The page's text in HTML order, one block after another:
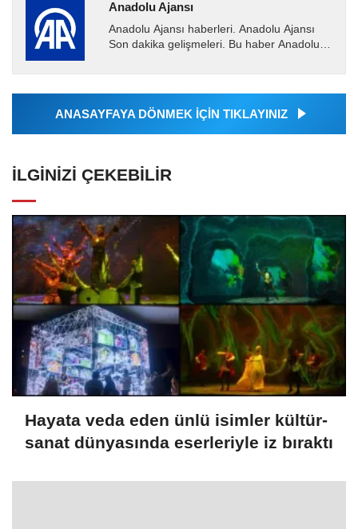
Anadolu Ajansı
Anadolu Ajansı haberleri. Anadolu Ajansı
Son dakika gelişmeleri. Bu haber Anadolu
Ajansı tarafından...
ANASAYFAYA DÖNMEK İÇİN TIKLAYINIZ
İLGINIZI ÇEKEBILIR
Hayata veda eden ünlü isimler kültür-
sanat dünyasında eserleriyle iz bıraktı